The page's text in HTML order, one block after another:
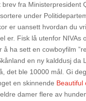
fra Ministerpresident
under
er uansett hvordan du
er. Fisk lå utenfor NIVAs
ha sett en cowboyfilm
en ny kalddusj da
det ble 10000 mål. Gi
en skinnende Beautiful
damer flere av